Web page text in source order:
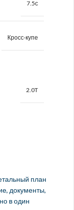
7.5с
Кросс-купе
2.0T
план
документы,
в один